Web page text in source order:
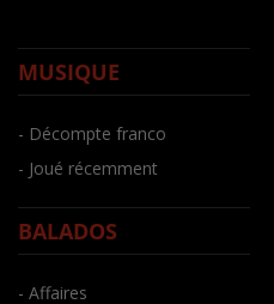
MUSIQUE
- Décompte franco
- Joué récemment
BALADOS
- Affaires